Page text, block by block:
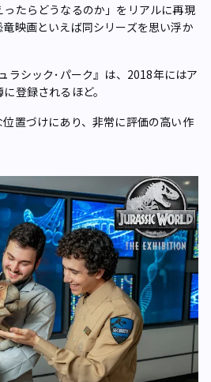
たらどうなるのか」をリアルに再現
映画といえば同シリーズを思い浮か
ラシック･パーク』は、2018年にはア
登録されるほど。
置づけにあり、非常に評価の高い作